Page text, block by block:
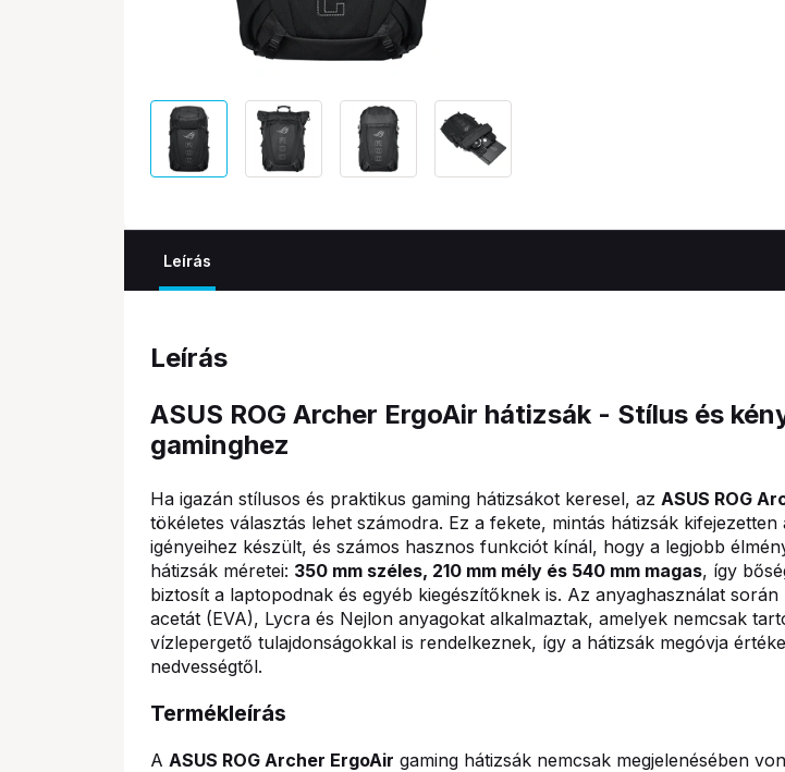
Leírás
Leírás
ASUS ROG Archer ErgoAir hátizsák - Stílus és
gaminghez
Ha igazán stílusos és praktikus gaming hátizsákot keresel, az ASUS ROG
tökéletes választás lehet számodra. Ez a fekete, mintás hátizsák kifejezetten
igényeihez készült, és számos hasznos funkciót kínál, hogy a legjobb
hátizsák méretei: 350 mm széles, 210 mm mély és 540 mm magas, így
biztosít a laptopodnak és egyéb kiegészítőknek is. Az anyaghasználat során
acetát (EVA), Lycra és Nejlon anyagokat alkalmaztak, amelyek nemcsak
vízlepergető tulajdonságokkal is rendelkeznek, így a hátizsák megóvja
nedvességtől.
Termékleírás
A ASUS ROG Archer ErgoAir gaming hátizsák nemcsak megjelenésében